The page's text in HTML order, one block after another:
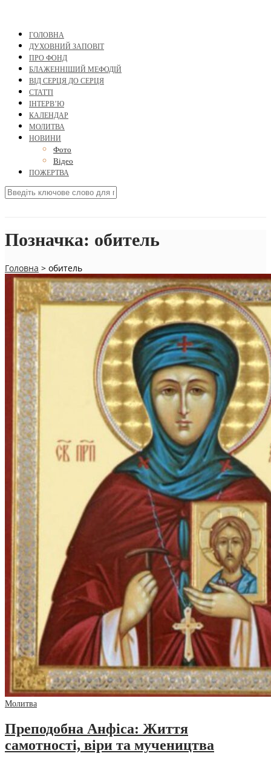
ГОЛОВНА
ДУХОВНИЙ ЗАПОВІТ
ПРО ФОНД
БЛАЖЕННІШИЙ МЕФОДІЙ
ВІД СЕРЦЯ ДО СЕРЦЯ
СТАТТІ
ІНТЕРВ’Ю
КАЛЕНДАР
МОЛИТВА
НОВИНИ
Фото
Відео
ПОЖЕРТВА
Позначка: обитель
Головна > обитель
Молитва
Преподобна Анфіса: Життя
самотності, віри та мучеництва